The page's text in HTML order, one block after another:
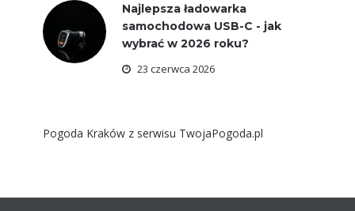
Najlepsza ładowarka
samochodowa USB-C - jak
wybrać w 2026 roku?
23 czerwca 2026
Pogoda Kraków z serwisu TwojaPogoda.pl